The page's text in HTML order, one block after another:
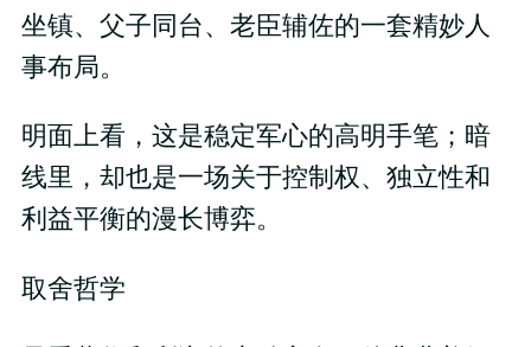
坐镇、父子同台、老臣辅佐的一套精妙人
事布局。
明面上看，这是稳定军心的高明手笔；暗
线里，却也是一场关于控制权、独立性和
利益平衡的漫长博弈。
取舍哲学